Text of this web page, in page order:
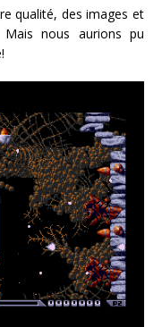
qualité, des images et
nous aurions pu